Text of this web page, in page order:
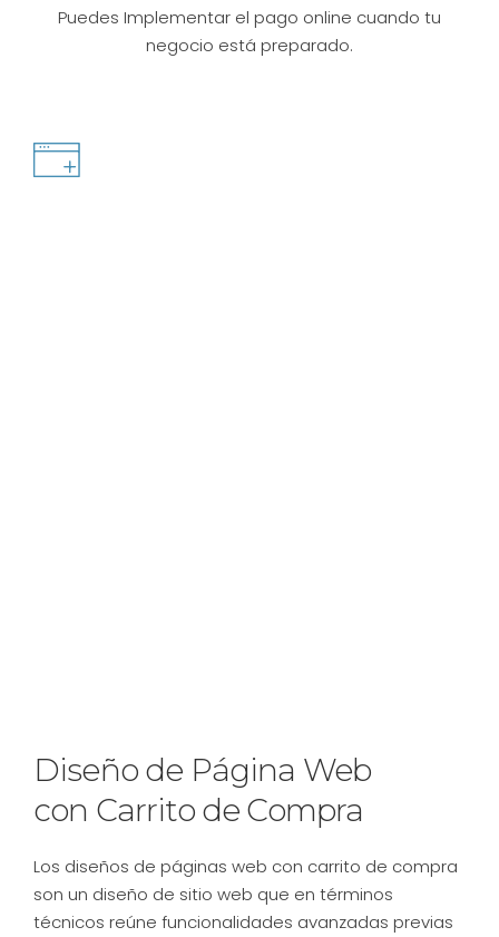
Puedes Implementar el pago online cuando tu
negocio está preparado.
Diseño de Página Web
con Carrito de Compra
Los diseños de páginas web con carrito de compra
son un diseño de sitio web que en términos
técnicos reúne funcionalidades avanzadas previas